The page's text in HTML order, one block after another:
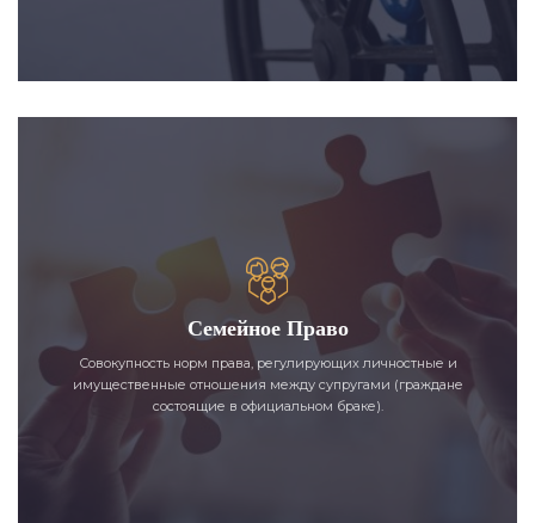
Семейное Право
Совокупность норм права, регулирующих личностные и
имущественные отношения между супругами (граждане
состоящие в официальном браке).